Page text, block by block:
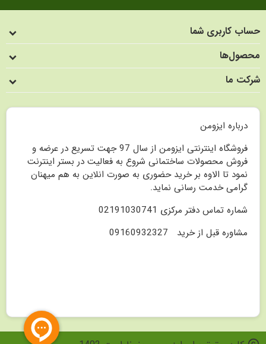
حساب کاربری شما
محصول‌ها
شرکت ما
درباره ایزومن
فروشگاه اینترنتی ایزومن از سال 97 جهت تسریع در عرضه و
فروش محصولات ساختمانی شروع به فعالیت در بستر اینترنت
نمود تا الاوه بر خرید حضوری به صورت انلاین به هم میهنان
گرامی خدمت رسانی نماید.
شماره تماس دفتر مرکزی 02191030741
مشاوره قبل از خرید 09160932327